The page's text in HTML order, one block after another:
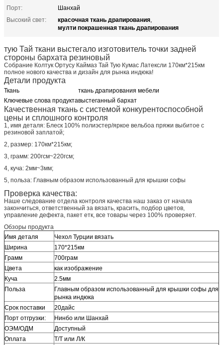
Порт:
Шанхай
Высокий свет:
красочная ткань драпирования,
мулти покрашенная ткань драпирования
тую Тай ткани выстегало изготовитель точки задней
стороны бархата резиновый
Собрание Колтук Ортусу Каймаз Тай Тую Кумас Латексли 170км*215км
полное нового качества и дизайн для рынка индюка!
Детали продукта
Ткань
ткань драпирования мебели
Ключевые слова продуктавыстеганный бархат
Качественная ткань с системой конкурентоспособной
цены и сплошного контроля
1, имя деталя: Блеск 100% полиэстер/яркое вельбоа пряжи выбитое с
резиновой заплатой;
2, размер: 170км*215км;
3, грамм: 200гсм~220гсм;
4, куча: 2мм~3мм;
5, польза: Главным образом использованный для крышки софы
Проверка качества:
Наше следование отдела контроля качества наш заказ от начала
закончиться, ответственный за вязать, красить, подбор цветов,
управление дефекта, пакет етк, все товары через 100% проверяет.
Обзоры продукта
Имя деталя
Чехол Турции вязать
Ширина
170*215км
Грамм
700грам
Цвета
как изображение
Куча
2.5мм
Польза
Главным образом использованный для крышки софы для
рынка индюка
Срок поставки
20дайс
Порт отгрузки:
Нинбо или Шанхай
ОЭМ/ОДМ
Доступный
Оплата
Т/Т или Л/К